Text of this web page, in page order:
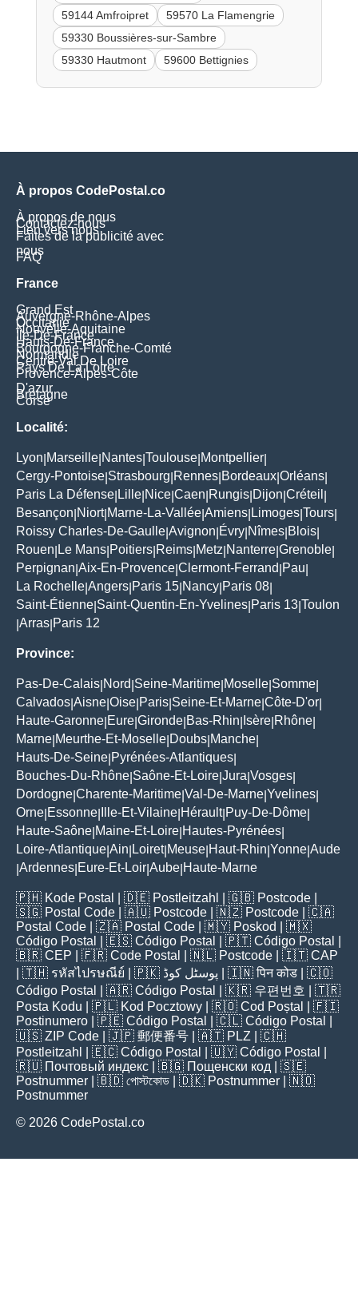
59144 Amfroipret
59570 La Flamengrie
59330 Boussières-sur-Sambre
59330 Hautmont
59600 Bettignies
À propos CodePostal.co
À propos de nous
Contactez-nous
Lien vers nous
Faites de la publicité avec
nous
FAQ
France
Grand Est
Auvergne-Rhône-Alpes
Occitanie
Nouvelle-Aquitaine
Île-De-France
Hauts-De-France
Bourgogne-Franche-Comté
Normandie
Centre-Val De Loire
Pays De La Loire
Provence-Alpes-Côte
D'azur
Bretagne
Corse
Localité:
Lyon Marseille Nantes Toulouse Montpellier
Cergy-Pontoise Strasbourg Rennes Bordeaux Orléans
Paris La Défense Lille Nice Caen Rungis Dijon Créteil
Besançon Niort| Marne-La-Vallée Amiens Limoges Tours
Roissy Charles-De-Gaulle Avignon Évry Nîmes Blois
Rouen Le Mans Poitiers Reims Metz Nanterre Grenoble
Perpignan Aix-En-Provence Clermont-Ferrand Pau
La Rochelle Angers Paris 15 Nancy Paris 08
Saint-Étienne Saint-Quentin-En-Yvelines Paris 13 Toulon
Arras Paris 12
Province:
Pas-De-Calais Nord Seine-Maritime Moselle Somme
Calvados Aisne Oise Paris Seine-Et-Marne Côte-D'or
Haute-Garonne Eure Gironde Bas-Rhin Isère Rhône
Marne Meurthe-Et-Moselle Doubs Manche
Hauts-De-Seine Pyrénées-Atlantiques
Bouches-Du-Rhône Saône-Et-Loire Jura Vosges
Dordogne Charente-Maritime Val-De-Marne Yvelines
Orne Essonne Ille-Et-Vilaine Hérault| Puy-De-Dôme
Haute-Saône Maine-Et-Loire Hautes-Pyrénées
Loire-Atlantique Ain Loiret| Meuse Haut-Rhin Yonne Aude
Ardennes Eure-Et-Loir Aube Haute-Marne
🇵🇭 Kode Postal | 🇩🇪 Postleitzahl | 🇬🇧 Postcode
🇸🇬 Postal Code | 🇦🇺 Postcode | 🇳🇿 Postcode | 🇨🇦
Postal Code | 🇿🇦 Postal Code | 🇲🇾 Poskod
| 🇲🇽
Código Postal
| 🇪🇸 Código Postal | 🇵🇹 Código Postal
🇧🇷 CEP | 🇫🇷 Code Postal | 🇳🇱 Postcode | 🇮🇹 CAP
| 🇹🇭 รหัสไปรษณีย์ | 🇵🇰 پوسٹل کوڈ | 🇮🇳पिन कोड | 🇨🇴
Código Postal
| 🇦🇷 Código Postal | 🇰🇷 우편번호
| 🇹🇷
Posta Kodu | 🇵🇱 Kod Pocztowy | 🇷🇴 Cod Poștal
| 🇫🇮
Postinumero | 🇵🇪 Código Postal | 🇨🇱 Código Postal
🇺🇸 ZIP Code | 🇯🇵 郵便番号 | 🇦🇹 PLZ | 🇨🇭
Postleitzahl
| 🇪🇨 Código Postal | 🇺🇾 Código Postal
🇷🇺 Почтовый индекс | 🇧🇬 Пощенски код | 🇸🇪
Postnummer | 🇧🇩 পোস্টকোড | 🇩🇰 Postnummer | 🇳🇴
Postnummer
© 2026 CodePostal.co